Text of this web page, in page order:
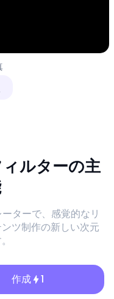
ルターの主
ターで、感覚的なリ
ツ制作の新しい次元
作成 1